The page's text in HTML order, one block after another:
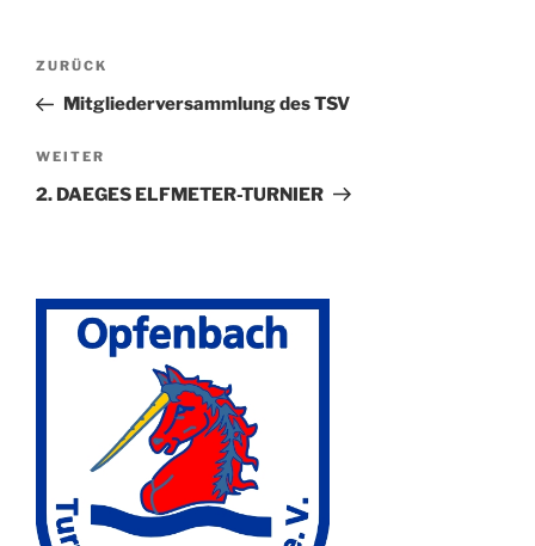
Beitragsnavigation
Vorheriger
Beitrag
ZURÜCK
Mitgliederversammlung des TSV
Nächster
Beitrag
WEITER
2. DAEGES ELFMETER-TURNIER